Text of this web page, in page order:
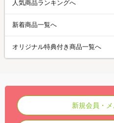
人気商品ランキングへ
新着商品一覧へ
オリジナル特典付き商品一覧へ
新規会員・